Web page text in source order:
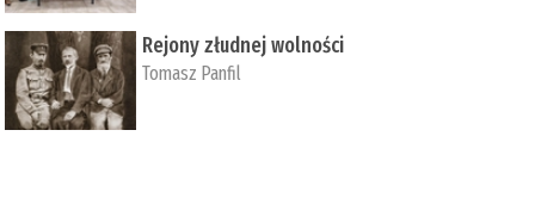
Rejony złudnej wolności
Tomasz Panfil